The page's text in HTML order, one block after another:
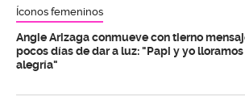
Íconos femeninos
Angie Arizaga conmueve con tierno
pocos días de dar a luz: "Papi y yo
alegría"